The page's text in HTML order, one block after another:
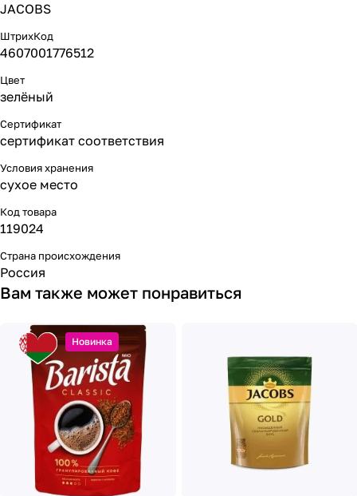
JACOBS
ШтрихКод
4607001776512
Цвет
зелёный
Сертификат
сертификат соответствия
Условия хранения
сухое место
Код товара
119024
Страна происхождения
Россия
Вам также может понравиться
Новинка